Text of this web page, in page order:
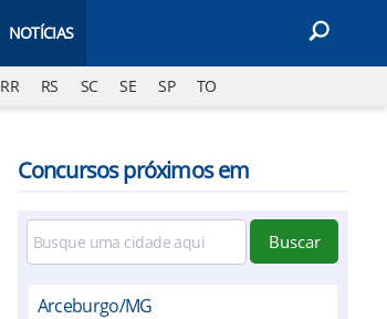
NOTÍCIAS
RR RS SC SE SP TO
Concursos próximos em
Buscar
Arceburgo/MG